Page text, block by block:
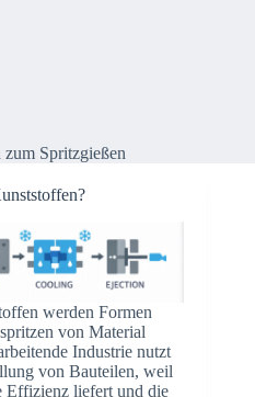
zum Spritzgießen
werden Formen
von Material
Industrie nutzt
von Bauteilen, weil
Effizienz liefert und die